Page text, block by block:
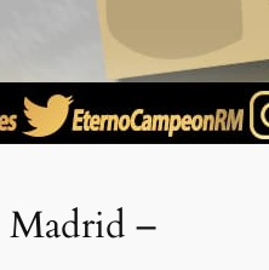
Madrid –